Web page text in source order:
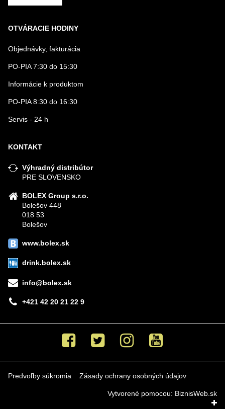
OTVÁRACIE HODINY
Objednávky, fakturácia
PO-PIA 7:30 do 15:30
Informácie k produktom
PO-PIA 8:30 do 16:30
Servis - 24 h
KONTAKT
Výhradný distribútor
PRE SLOVENSKO
BOLEX Group s.r.o.
Bolešov 448
018 53
Bolešov
www.bolex.sk
drink.bolex.sk
info@bolex.sk
+421 42 20 21 22 9
Facebook Twitter Instagram Youtube
Predvoľby súkromia Zásady ochrany osobných údajov
Vytvorené pomocou: BiznisWeb.sk